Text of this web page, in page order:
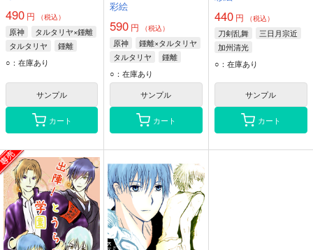
490 円 （税込）
原神
タルタリヤ×鍾離
タルタリヤ
鍾離
Zhongli
○：在庫あり
サンプル
カート
彩絵
590 円 （税込）
原神
鍾離×タルタリヤ
タルタリヤ
鍾離
Zhongli
○：在庫あり
サンプル
カート
440円 （税込）
刀剣乱舞
三日月宗近
加州清光
へし切長谷部
○：在庫あり
サンプル
カート